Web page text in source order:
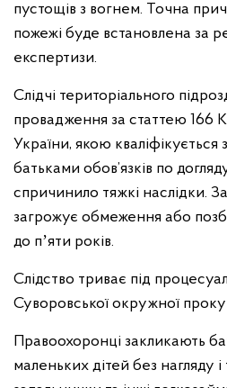
пустощів з вогнем. Точна
пожежі буде встановлена за
експертизи.
Слідчі територіального
провадження за статтею 166
України, якою кваліфікується
батьками обов’язків по
спричинило тяжкі наслідки.
загрожує обмеження або
до пʼяти років.
Слідство триває під
Суворовської окружної
Правоохоронці закликають
маленьких дітей без нагляду